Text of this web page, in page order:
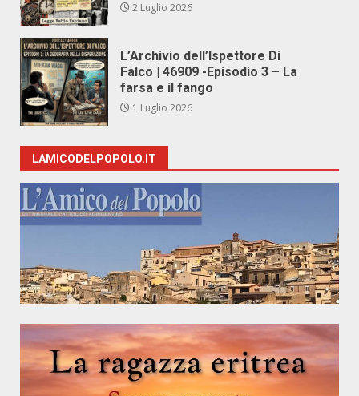
2 Luglio 2026
L’Archivio dell’Ispettore Di
Falco | 46909 -Episodio 3 – La
farsa e il fango
1 Luglio 2026
LAMICODELPOPOLO.IT